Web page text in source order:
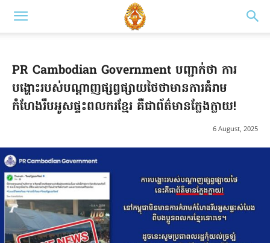
PR Cambodian Government បញ្ជាក់ថា ការ
បង្ហោះរបស់បណ្ដាញផ្សព្វផ្សាយថៃថាមានការគំរាម
កំហែងរឹបអូសផ្ទះពលករខ្មែរ គឺជាព័ត៌មានក្លែងក្លាយ!
6 August, 2025